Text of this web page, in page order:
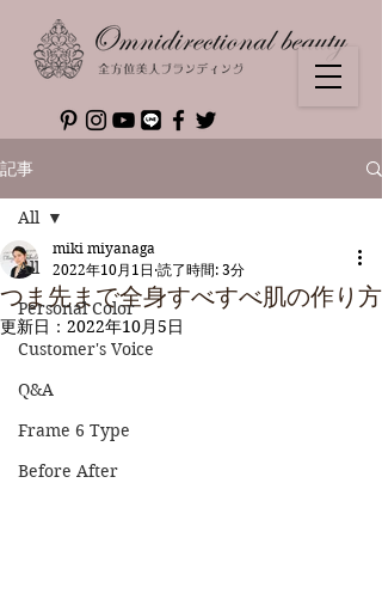
記事
All
Personal Color
Customer's Voice
Q&A
Frame 6 Type
Before After
All
つま先まで全身すべすべ肌の作り方
miki miyanaga
2022年10月1日 読了時間: 3分
更新日： 2022年10月5日